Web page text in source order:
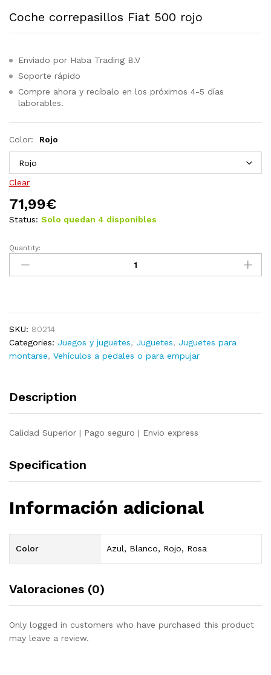
Coche correpasillos Fiat 500 rojo
Enviado por Haba Trading B.V
Soporte rápido
Compre ahora y recíbalo en los próximos 4-5 días
laborables.
Color: Rojo
Clear
71,99€
Status: Solo quedan 4 disponibles
Coche
correpasillos
Fiat
Quantity:
SKU: 80214
Categories: Juegos y juguetes, Juguetes, Juguetes para
montarse, Vehículos a pedales o para empujar
Description
Calidad Superior | Pago seguro | Envio express
Specification
Información adicional
Color Azul, Blanco, Rojo, Rosa
Valoraciones (0)
Only logged in customers who have purchased this product
may leave a review.